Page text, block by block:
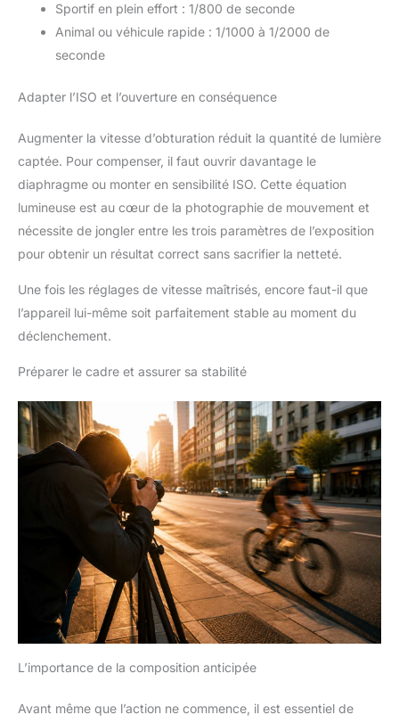
Sportif en plein effort : 1/800 de seconde
Animal ou véhicule rapide : 1/1000 à 1/2000 de
seconde
Adapter l’ISO et l’ouverture en conséquence
Augmenter la vitesse d’obturation réduit la quantité de lumière
captée. Pour compenser, il faut ouvrir davantage le
diaphragme ou monter en sensibilité ISO. Cette équation
lumineuse est au cœur de la photographie de mouvement et
nécessite de jongler entre les trois paramètres de l’exposition
pour obtenir un résultat correct sans sacrifier la netteté.
Une fois les réglages de vitesse maîtrisés, encore faut-il que
l’appareil lui-même soit parfaitement stable au moment du
déclenchement.
Préparer le cadre et assurer sa stabilité
L’importance de la composition anticipée
Avant même que l’action ne commence, il est essentiel de